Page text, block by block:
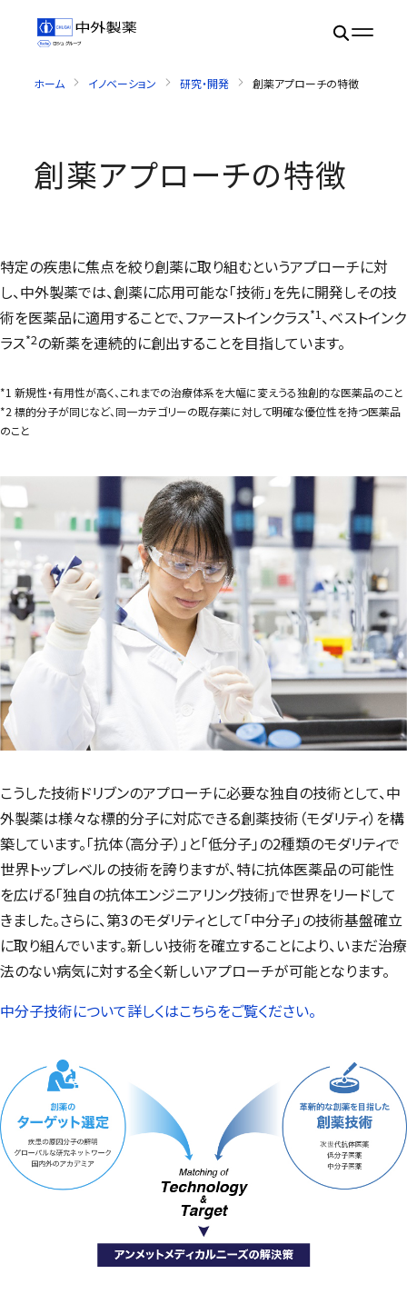
ホーム イノベーション 研究・開発 創薬アプローチの特徴
創薬アプローチの特徴
特定の疾患に焦点を絞り創薬に取り組むというアプローチに対
し、中外製薬では、創薬に応用可能な「技術」を先に開発しその技
術を医薬品に適用することで、ファーストインクラス*1、ベストインク
ラス*2の新薬を連続的に創出することを目指しています。
*1 新規性・有用性が高く、これまでの治療体系を大幅に変えうる独創的な医薬品のこと
*2 標的分子が同じなど、同一カテゴリーの既存薬に対して明確な優位性を持つ医薬品
のこと
こうした技術ドリブンのアプローチに必要な独自の技術として、中
外製薬は様々な標的分子に対応できる創薬技術（モダリティ）を構
築しています。「抗体（高分子）」と「低分子」の2種類のモダリティで
世界トップレベルの技術を誇りますが、特に抗体医薬品の可能性
を広げる「独自の抗体エンジニアリング技術」で世界をリードして
きました。さらに、第3のモダリティとして「中分子」の技術基盤確立
に取り組んでいます。新しい技術を確立することにより、いまだ治療
法のない病気に対する全く新しいアプローチが可能となります。
中分子技術について詳しくはこちらをご覧ください。